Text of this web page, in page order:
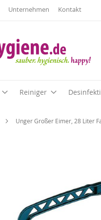
Unternehmen Kontakt
Reiniger
Unger Großer Eimer, 28 Liter